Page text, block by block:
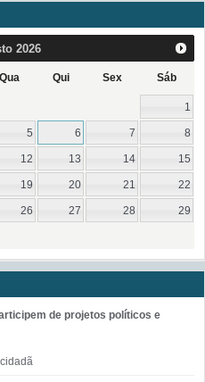
2026
Qua Qui Sex Sáb
1
5 6 7 8
12 13 14 15
19 20 21 22
26 27 28 29
de projetos políticos e